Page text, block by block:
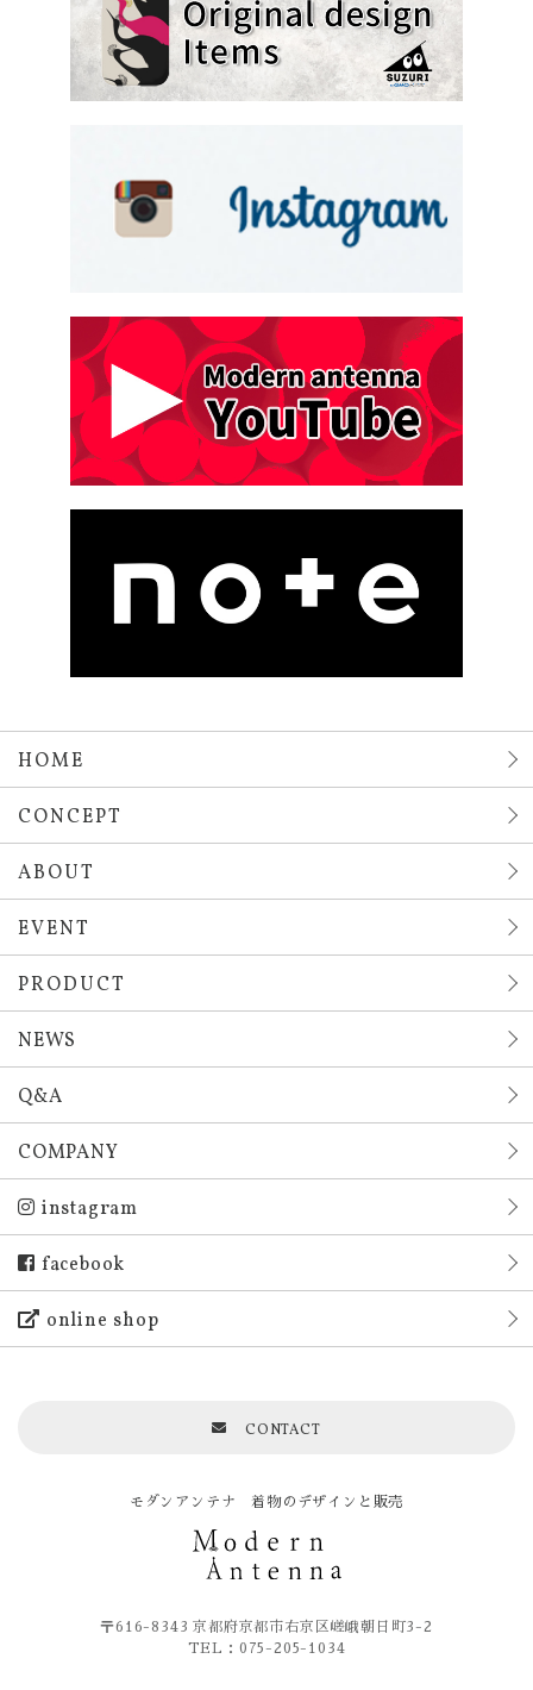
HOME
CONCEPT
ABOUT
EVENT
PRODUCT
NEWS
Q&A
COMPANY
instagram
facebook
online shop
CONTACT
モダンアンテナ 着物のデザインと販売
〒616-8343 京都府京都市右京区嵯峨朝日町3-2
TEL：075-205-1034